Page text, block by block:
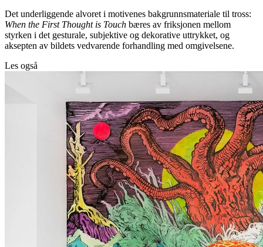
Det underliggende alvoret i motivenes bakgrunnsmateriale til tross:
When the First Thought is Touch bæres av friksjonen mellom
styrken i det gesturale, subjektive og dekorative uttrykket, og
aksepten av bildets vedvarende forhandling med omgivelsene.
Les også